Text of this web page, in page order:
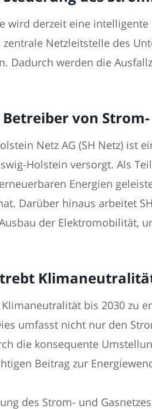
wird derzeit eine
Netzleitstelle des
Dadurch werden die
Betreiber von
Netz AG (SH Netz) ist
Holstein versorgt. Als
Energien
Darüber hinaus arbeitet
der Elektromobilität,
bis 2030 zu
umfasst nicht nur den
die konsequente
Beitrag zur
des Strom- und